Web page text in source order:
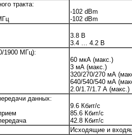
тракта:
-102 dBm
-102 dBm
3.8 В
3.4 … 4.2 В
1900 МГц):
60 мкА (макс.)
3 мА (макс.)
320/270/270 мА
640/540/540 мА
2.0/1.7/1.7 А (макс.)
данных:
9.6 Кбит/с
85.6 Кбит/с
42.8 Кбит/с
Исходящие и